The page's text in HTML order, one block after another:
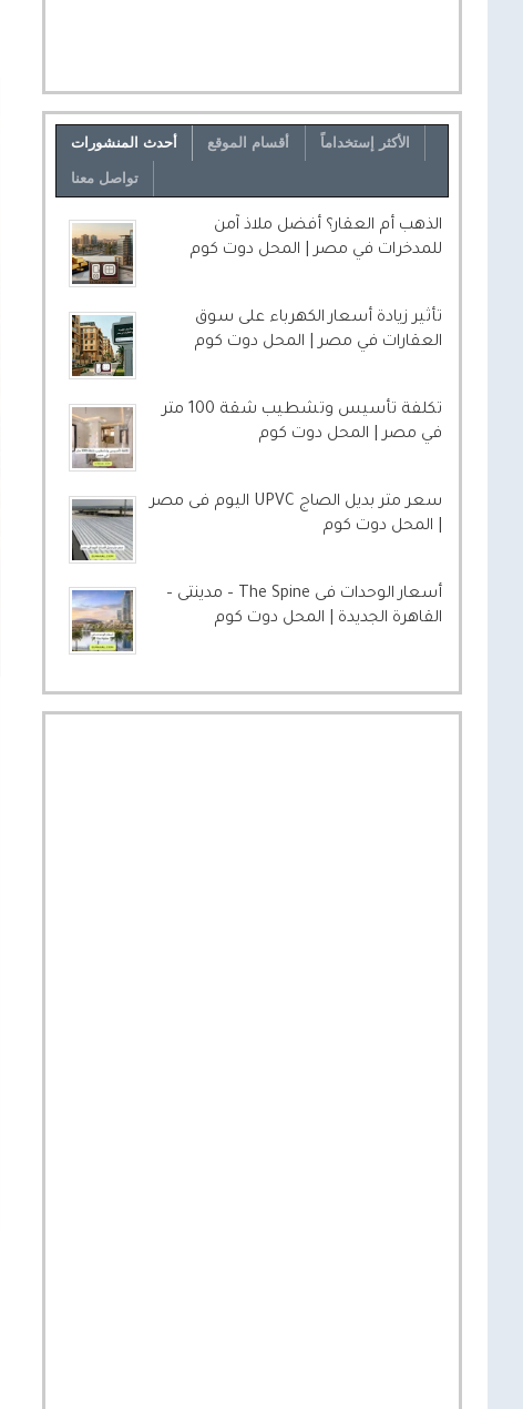
أحدث المنشورات أقسام الموقع الأكثر إستخداماً
تواصل معنا
الذهب أم العقار؟ أفضل ملاذ آمن
للمدخرات في مصر | المحل دوت كوم
تأثير زيادة أسعار الكهرباء على سوق
العقارات في مصر | المحل دوت كوم
تكلفة تأسيس وتشطيب شقة 100 متر
في مصر | المحل دوت كوم
سعر متر بديل الصاج UPVC اليوم فى مصر
| المحل دوت كوم
أسعار الوحدات فى The Spine – مدينتى –
القاهرة الجديدة | المحل دوت كوم